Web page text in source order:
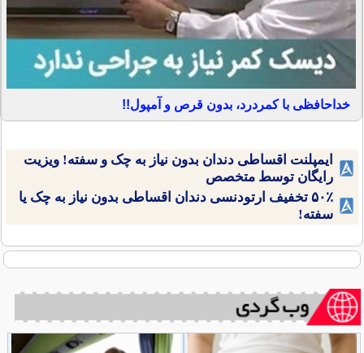
خداحافظی با کمردرد، بدون قرص و آمپول!!
ایمپلنت اقساطی دندان بدون نیاز به چک و سفته! ویزیت
رایگان توسط متخصص
۵۰٪ تخفیف ارتودنسی دندان اقساطی بدون نیاز به چک یا
سفته!